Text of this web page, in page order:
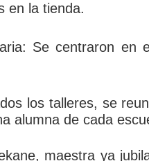
en la tienda.
Se centraron en
los talleres, se
alumna de cada
maestra ya